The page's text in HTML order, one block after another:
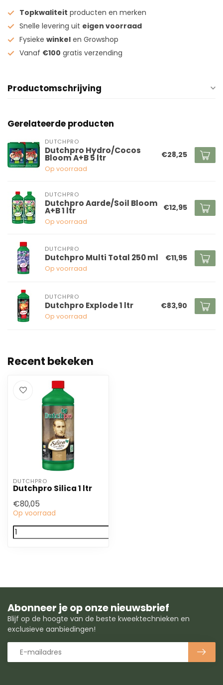
Topkwaliteit producten en merken
Snelle levering uit eigen voorraad
Fysieke winkel en Growshop
Vanaf €100 gratis verzending
Productomschrijving
Gerelateerde producten
DUTCHPRO
Dutchpro Hydro/Cocos
Bloom A+B 5 ltr
Op voorraad
€28,25
DUTCHPRO
Dutchpro Aarde/Soil Bloom
A+B 1 ltr
Op voorraad
€12,95
DUTCHPRO
Dutchpro Multi Total 250 ml
Op voorraad
€11,95
DUTCHPRO
Dutchpro Explode 1 ltr
Op voorraad
€83,90
Recent bekeken
DUTCHPRO
Dutchpro Silica 1 ltr
€80,05
Op voorraad
Abonneer je op onze nieuwsbrief
Blijf op de hoogte van de beste kweektechnieken en
exclusieve aanbiedingen!